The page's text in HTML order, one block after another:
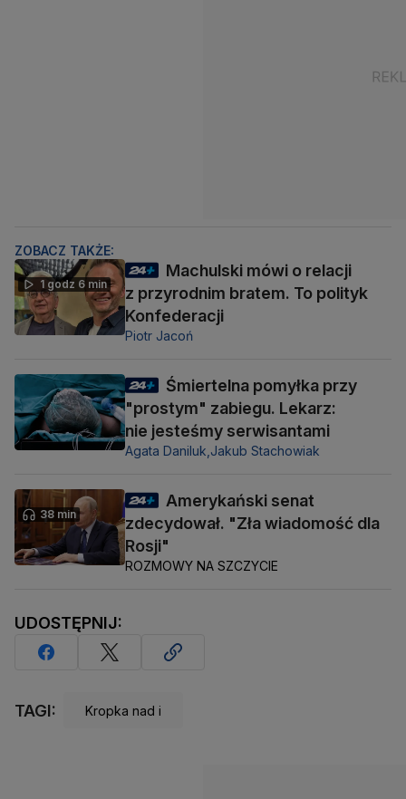
ZOBACZ TAKŻE:
1 godz 6 min
Machulski mówi o relacji
z przyrodnim bratem. To polityk
Konfederacji
Piotr Jacoń
Śmiertelna pomyłka przy
"prostym" zabiegu. Lekarz:
nie jesteśmy serwisantami
Agata Daniluk, Jakub Stachowiak
38 min
Amerykański senat
zdecydował. "Zła wiadomość dla
Rosji"
ROZMOWY NA SZCZYCIE
UDOSTĘPNIJ:
TAGI: Kropka nad i